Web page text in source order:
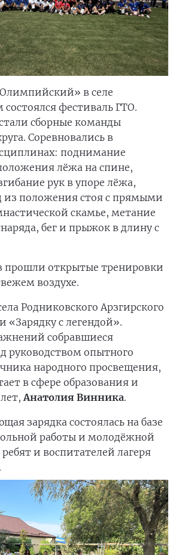
в селе
фестиваль ГТО.
сборные команды
Соревновались в
поднимание
лёжа на спине,
рук в упоре лёжа,
из положения стоя с прямыми
скамье, метание
бег и прыжок в длину с
прошли открытые тренировки
воздухе.
Родниковского Арзгирского
«Зарядку с легендой».
собравшиеся
руководством опытного
народного просвещения,
в сфере образования и
Анатолия Винника.
зарядка состоялась на базе
работы и молодёжной
и воспитателей лагеря